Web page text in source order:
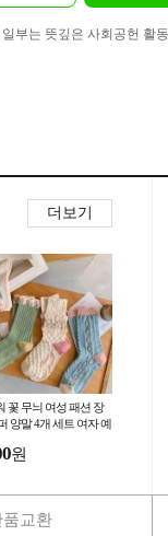
부는 뜻깊은 사회공헌 활
더보기
꽃 무늬 여성 패션 장
양말 4개 세트 여자 예
원
품교환